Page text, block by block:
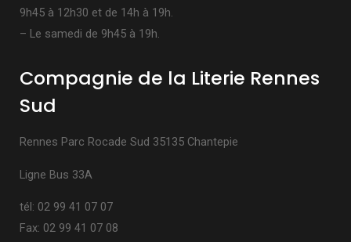
9h45 à 12h30 et de 14h à 19h.
– Le samedi de 9h45 à 19h.
Compagnie de la Literie Rennes
Sud
Rennes Parc Rocade Sud 35135 Chantepie
Ligne Bus 33A
tél: 02 99 41 07 07
Fax: 02 99 41 07 08